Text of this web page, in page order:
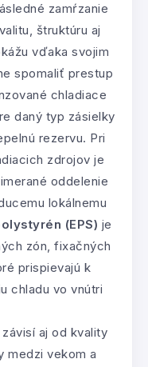
zamŕzanie
štruktúru aj
vďaka svojim
spomaliť prestup
chladiace
daný typ zásielky
rezervu. Pri
zdrojov je
oddelenie
lokálnemu
(EPS) je
zón, fixačných
prispievajú k
chladu vo vnútri
aj od kvality
medzi vekom a